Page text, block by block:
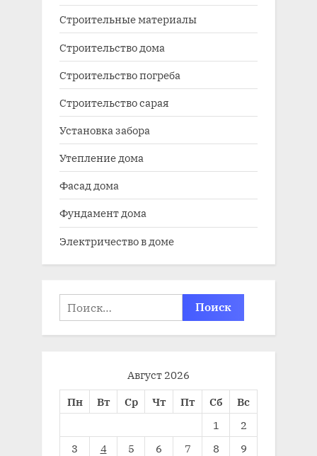
Строительные материалы
Строительство дома
Строительство погреба
Строительство сарая
Установка забора
Утепление дома
Фасад дома
Фундамент дома
Электричество в доме
Найти:
Август 2026
Пн
Вт Ср Чт Пт Сб
Вс
1
2
3
4 5 6 7 8
9